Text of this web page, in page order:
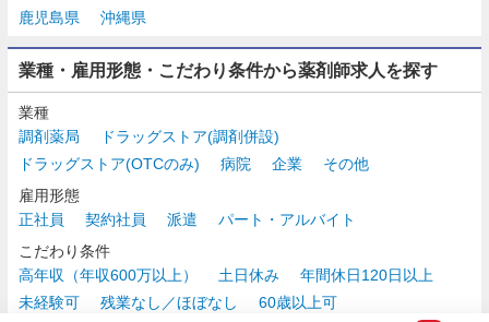
鹿児島県
沖縄県
業種・雇用形態・こだわり条件から薬剤師求人を探す
業種
調剤薬局
ドラッグストア(調剤併設)
ドラッグストア(OTCのみ)
病院 企業
その他
雇用形態
正社員
契約社員 派遣
パート・アルバイト
こだわり条件
高年収（年収600万以上）
土日休み
年間休日120日以上
未経験可
残業なし／ほぼなし
60歳以上可